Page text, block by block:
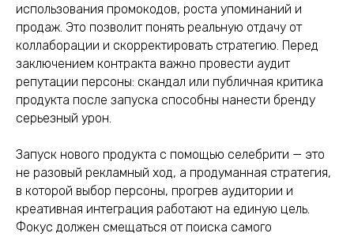
использования промокодов, роста упоминаний и
продаж. Это позволит понять реальную отдачу от
коллаборации и скорректировать стратегию. Перед
заключением контракта важно провести аудит
репутации персоны: скандал или публичная критика
продукта после запуска способны нанести бренду
серьезный урон.
Запуск нового продукта с помощью селебрити — это
не разовый рекламный ход, а продуманная стратегия,
в которой выбор персоны, прогрев аудитории и
креативная интеграция работают на единую цель.
Фокус должен смещаться от поиска самого